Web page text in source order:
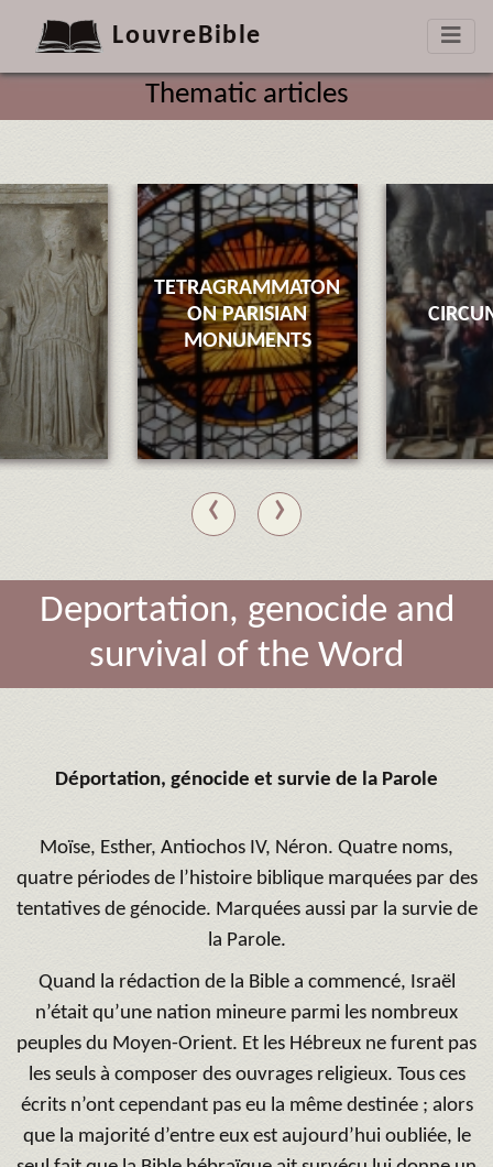
LouvreBible
Thematic articles
TETRAGRAMMATON
ON PARISIAN
MONUMENTS
‹ ›
Deportation, genocide and
survival of the Word
Déportation, génocide et survie de la Parole
Moïse, Esther, Antiochos IV, Néron. Quatre noms,
quatre périodes de l’histoire biblique marquées par des
tentatives de génocide. Marquées aussi par la survie de
la Parole.
Quand la rédaction de la Bible a commencé, Israël
n’était qu’une nation mineure parmi les nombreux
peuples du Moyen-Orient. Et les Hébreux ne furent pas
les seuls à composer des ouvrages religieux. Tous ces
écrits n’ont cependant pas eu la même destinée ; alors
que la majorité d’entre eux est aujourd’hui oubliée, le